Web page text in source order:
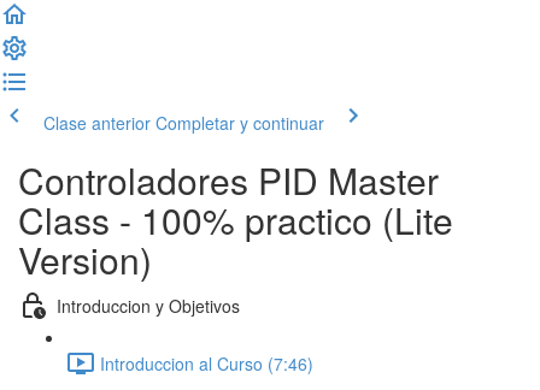
Clase anterior Completar y continuar
Controladores PID Master
Class - 100% practico (Lite
Version)
Introduccion y Objetivos
Introduccion al Curso (7:46)